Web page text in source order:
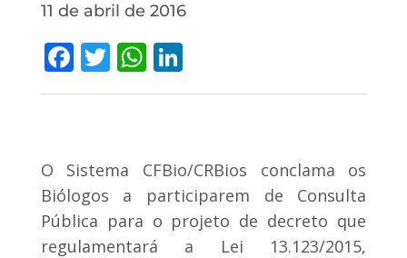
11 de abril de 2016
Facebook
Twitter
WhatsApp
LinkedIn
O Sistema CFBio/CRBios conclama os
Biólogos a participarem de Consulta
Pública para o projeto de decreto que
regulamentará a Lei 13.123/2015,